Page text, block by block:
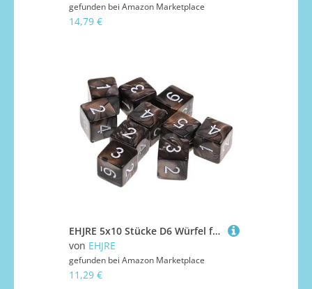
gefunden bei Amazon Marketplace
14,79 €
EHJRE 5x10 Stücke D6 Würfel für Dungeons Und Dragons Spiele Grau Kaffee, 3 STK.
von EHJRE
gefunden bei Amazon Marketplace
11,29 €